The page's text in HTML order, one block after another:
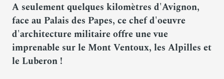
A seulement quelques kilomètres d'Avignon,
face au Palais des Papes, ce chef d'oeuvre
d'architecture militaire offre une vue
imprenable sur le Mont Ventoux, les Alpilles et
le Luberon !